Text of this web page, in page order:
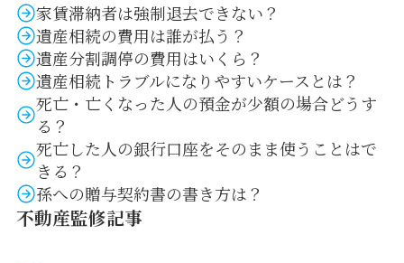
家賃滞納者は強制退去できない？
遺産相続の費用は誰が払う？
遺産分割調停の費用はいくら？
遺産相続トラブルになりやすいケースとは？
死亡・亡くなった人の預金が少額の場合どうす
る？
死亡した人の銀行口座をそのまま使うことはで
きる？
孫への贈与契約書の書き方は？
不動産監修記事